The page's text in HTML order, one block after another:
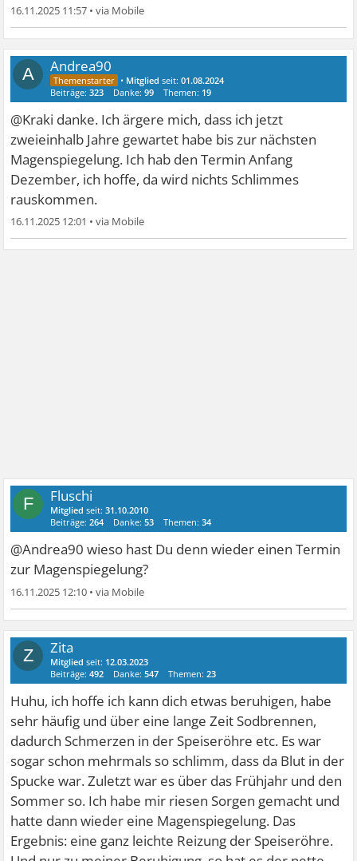
16.11.2025 11:57 •
A Andrea90
• Mitglied seit:01.08.2024
Beiträge:323 Danke:99 Themen: 19
@Kraki danke. Ich ärgere mich, dass ich jetzt
zweieinhalb Jahre gewartet habe bis zur nächsten
Magenspiegelung. Ich hab den Termin Anfang
Dezember, ich hoffe, da wird nichts Schlimmes
rauskommen.
16.11.2025 12:01 •
F Fluschi
Mitglied seit:31.10.2010
Beiträge:264 Danke:53 Themen:34
@Andrea90 wieso hast Du denn wieder einen Termin
zur Magenspiegelung?
16.11.2025 12:10 •
Z Zita
Mitglied seit: 12.03.2023
Beiträge:492 Danke:547 Themen:23
Huhu, ich hoffe ich kann dich etwas beruhigen, habe
sehr häufig und über eine lange Zeit Sodbrennen,
dadurch Schmerzen in der Speiseröhre etc. Es war
sogar schon mehrmals so schlimm, dass da Blut in der
Spucke war. Zuletzt war es über das Frühjahr und den
Sommer so. Ich habe mir riesen Sorgen gemacht und
hatte dann wieder eine Magenspiegelung. Das
Ergebnis: eine ganz leichte Reizung der Speiseröhre.